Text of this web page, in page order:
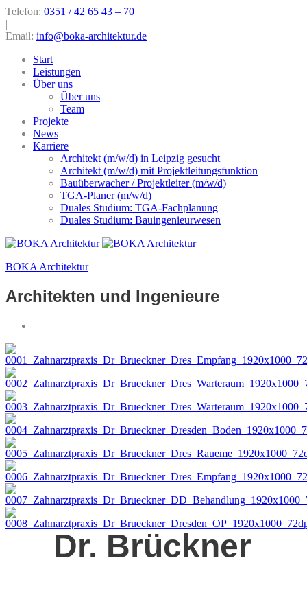
Telefon: 0351 / 42 65 43 – 70
|
Email: info@boka-architektur.de
Start
Leistungen
Über uns
Über uns
Team
Projekte
News
Karriere
Architekt (m/w/d) in Leipzig gesucht
Architekt (m/w/d) mit Projektleitungsfunktion
Bauüberwacher / Projektleiter (m/w/d)
TGA-Planer (m/w/d)
Duales Studium: TGA-Fachplanung
Duales Studium: Bauingenieurwesen
BOKA Architektur
Architekten und Ingenieure
Dr. Brückner